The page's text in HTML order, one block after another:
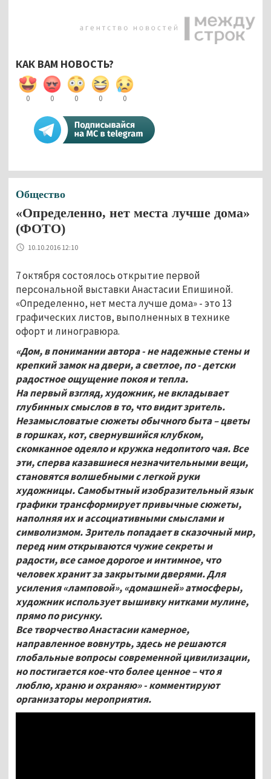
КАК ВАМ НОВОСТЬ?
0 0 0 0 0
Общество
«Определенно, нет места лучше дома»
(ФОТО)
10.10.2016 12:10
7 октября состоялось открытие первой
персональной выставки Анастасии Епишиной.
«Определенно, нет места лучше дома» - это 13
графических листов, выполненных в технике
офорт и линогравюра.
«Дом, в понимании автора - не надежные стены и
крепкий замок на двери, а светлое, по - детски
радостное ощущение покоя и тепла.
На первый взгляд, художник, не вкладывает
глубинных смыслов в то, что видит зритель.
Незамысловатые сюжеты обычного быта – цветы
в горшках, кот, свернувшийся клубком,
скомканное одеяло и кружка недопитого чая. Все
эти, сперва казавшиеся незначительными вещи,
становятся волшебными с легкой руки
художницы. Самобытный изобразительный язык
графики трансформирует привычные сюжеты,
наполняя их и ассоциативными смыслами и
символизмом. Зритель попадает в сказочный мир,
перед ним открываются чужие секреты и
радости, все самое дорогое и интимное, что
человек хранит за закрытыми дверями. Для
усиления «ламповой», «домашней» атмосферы,
художник использует вышивку нитками мулине,
прямо по рисунку.
Все творчество Анастасии камерное,
направленное вовнутрь, здесь не решаются
глобальные вопросы современной цивилизации,
но постигается кое-что более ценное – что я
люблю, храню и охраняю» - комментируют
организаторы мероприятия.